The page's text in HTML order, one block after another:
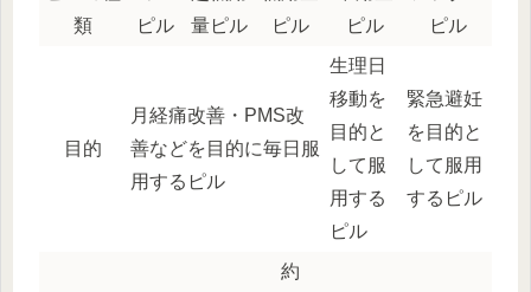
類
ピル
量ピル
ピル
ピル
ピル
目的
月経痛改善・PMS改
善などを目的に毎日服
用するピル
生理日
移動を
目的と
して服
用する
ピル
緊急避妊
を目的と
して服用
するピル
約